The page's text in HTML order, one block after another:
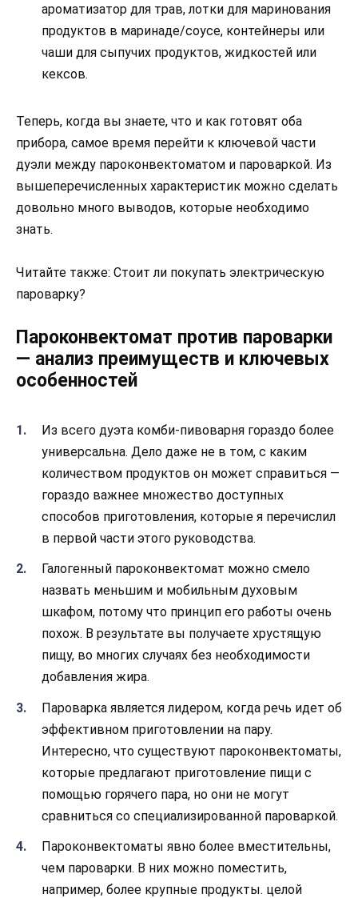
ароматизатор для трав, лотки для маринования
продуктов в маринаде/соусе, контейнеры или
чаши для сыпучих продуктов, жидкостей или
кексов.
Теперь, когда вы знаете, что и как готовят оба
прибора, самое время перейти к ключевой части
дуэли между пароконвектоматом и пароваркой. Из
вышеперечисленных характеристик можно сделать
довольно много выводов, которые необходимо
знать.
Читайте также: Стоит ли покупать электрическую
пароварку?
Пароконвектомат против пароварки
— анализ преимуществ и ключевых
особенностей
Из всего дуэта комби-пивоварня гораздо более
универсальна. Дело даже не в том, с каким
количеством продуктов он может справиться —
гораздо важнее множество доступных
способов приготовления, которые я перечислил
в первой части этого руководства.
Галогенный пароконвектомат можно смело
назвать меньшим и мобильным духовым
шкафом, потому что принцип его работы очень
похож. В результате вы получаете хрустящую
пищу, во многих случаях без необходимости
добавления жира.
Пароварка является лидером, когда речь идет об
эффективном приготовлении на пару.
Интересно, что существуют пароконвектоматы,
которые предлагают приготовление пищи с
помощью горячего пара, но они не могут
сравниться со специализированной пароваркой.
Пароконвектоматы явно более вместительны,
чем пароварки. В них можно поместить,
например, более крупные продукты. целой